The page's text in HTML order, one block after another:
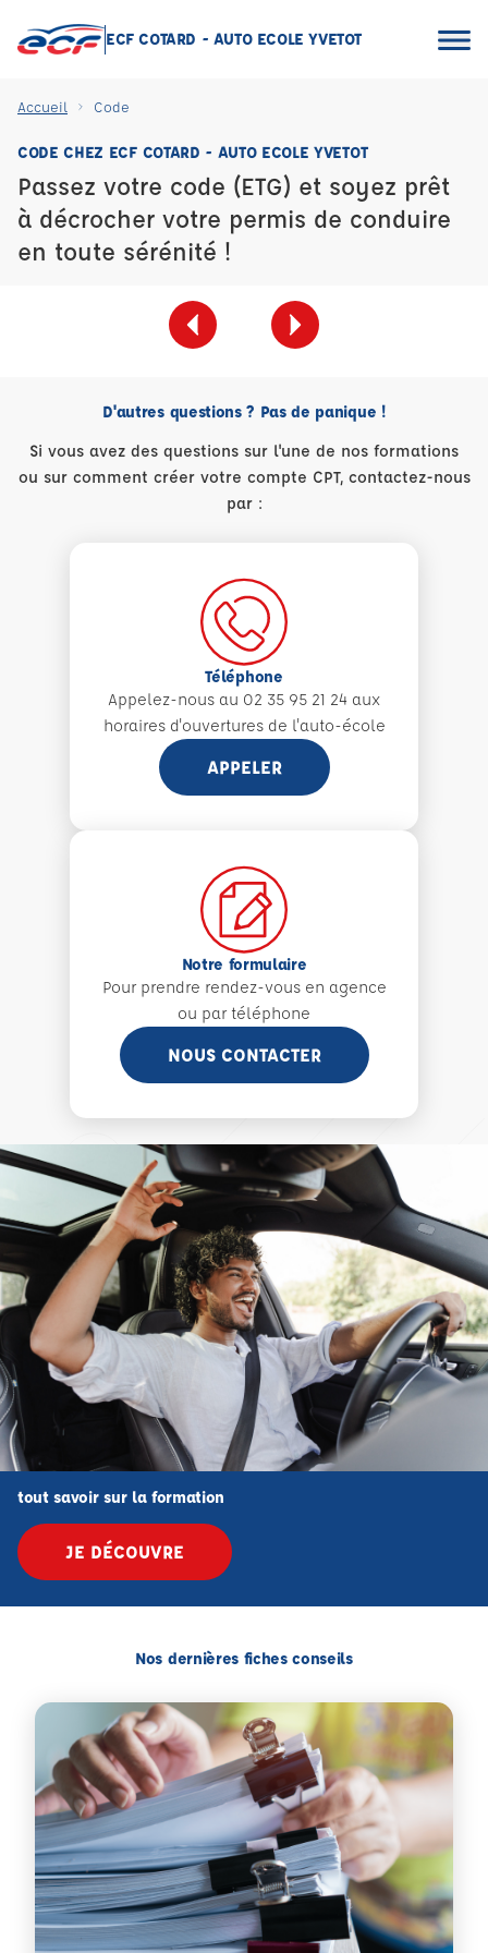
ECF COTARD - AUTO ECOLE YVETOT
Accueil Code
CODE CHEZ ECF COTARD - AUTO ECOLE YVETOT
Passez votre code (ETG) et soyez prêt
à décrocher votre permis de conduire
en toute sérénité !
D'autres questions ? Pas de panique !
Si vous avez des questions sur l'une de nos formations
ou sur comment créer votre compte CPT, contactez-nous
par :
Téléphone
Appelez-nous au 02 35 95 21 24 aux
horaires d'ouvertures de l'auto-école
APPELER
Notre formulaire
Pour prendre rendez-vous en agence
ou par téléphone
NOUS CONTACTER
tout savoir sur la formation
JE DÉCOUVRE
Nos dernières fiches conseils